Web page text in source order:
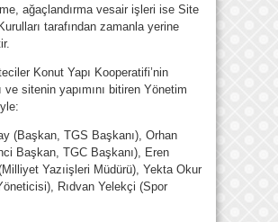
ağaçlandırma vesair işleri ise Site
tarafından zamanla yerine
Konut Yapı Kooperatifi’nin
ve sitenin yapımını bitiren Yönetim
(Başkan, TGS Başkanı), Orhan
Başkan, TGC Başkanı), Eren
Yazıişleri Müdürü), Yekta Okur
Rıdvan Yelekçi (Spor